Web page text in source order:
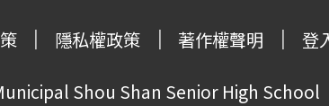
隱私權政策 著作權聲明 登
Shou Shan Senior High School